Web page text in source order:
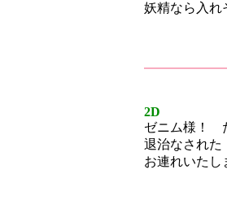
妖精なら入れ
2D
ゼニム様！
退治なされ
お連れいたし